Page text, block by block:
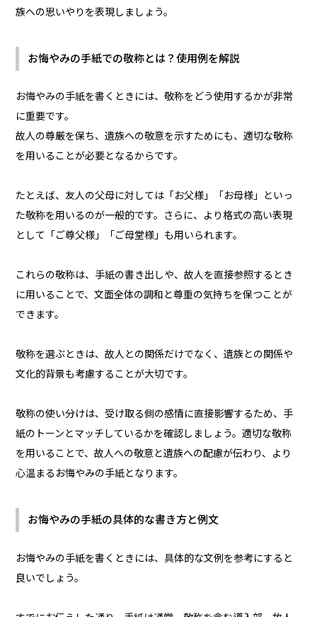
族への思いやりを表現しましょう。
お悔やみの手紙での敬称とは？使用例を解説
お悔やみの手紙を書くときには、敬称をどう使用するかが非常
に重要です。
故人の尊厳を保ち、遺族への敬意を示すためにも、適切な敬称
を用いることが必要となるからです。
たとえば、友人の父母に対しては「お父様」「お母様」といっ
た敬称を用いるのが一般的です。さらに、より格式の高い表現
として「ご尊父様」「ご母堂様」も用いられます。
これらの敬称は、手紙の書き出しや、故人を直接参照するとき
に用いることで、文面全体の調和と尊重の気持ちを保つことが
できます。
敬称を選ぶときは、故人との関係だけでなく、遺族との関係や
文化的背景も考慮することが大切です。
敬称の使い分けは、受け取る側の感情に直接影響するため、手
紙のトーンとマッチしているかを確認しましょう。適切な敬称
を用いることで、故人への敬意と遺族への配慮が伝わり、より
心温まるお悔やみの手紙となります。
お悔やみの手紙の具体的な書き方と例文
お悔やみの手紙を書くときには、具体的な文例を参考にすると
良いでしょう。